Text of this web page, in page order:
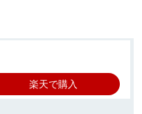
楽天で購入